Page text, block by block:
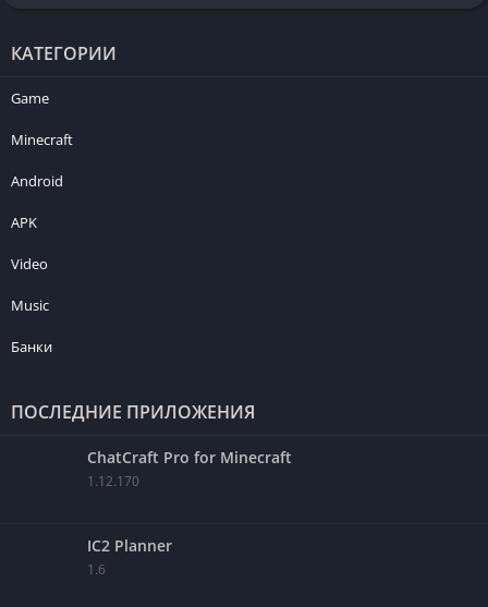
КАТЕГОРИИ
Game
Minecraft
Android
APK
Video
Music
Банки
ПОСЛЕДНИЕ ПРИЛОЖЕНИЯ
ChatCraft Pro for Minecraft
1.12.170
IC2 Planner
1.6